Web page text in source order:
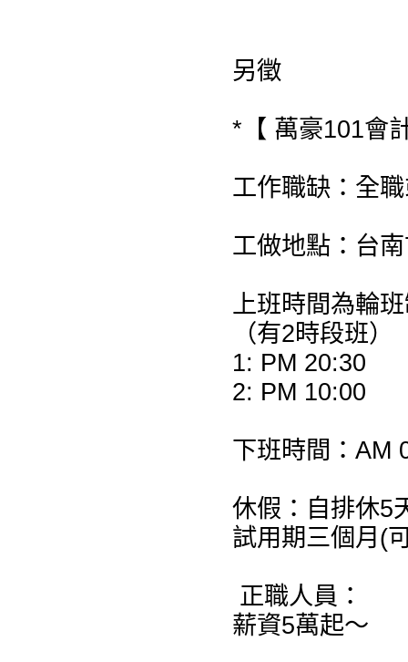
另徵
*【 萬豪101會
工作職缺：全
工做地點：台
上班時間為輪
（有2時段班）
1: PM 20:30
2: PM 10:00
下班時間：AM
休假：自排休5
試用期三個月(
正職人員：
薪資5萬起～